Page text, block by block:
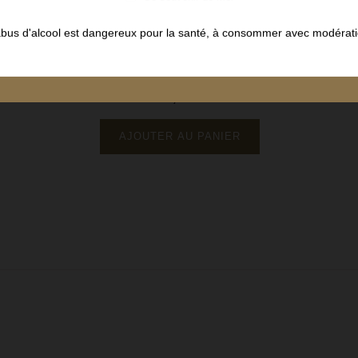
Côte de Beaune
75 cl
Prix
AJOUTER AU PANIER
d'alcool est dangereux pour la santé, à consommer avec